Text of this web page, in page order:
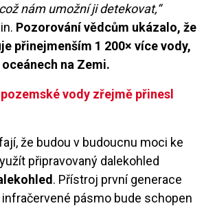
nám umožní ji detekovat,“
Pozorování vědcům ukázalo, že
přinejmenším 1 200× více vody,
na Zemi.
vody zřejmě přinesl
že budou v budoucnu moci ke
připravovaný dalekohled
. Přístroj první generace
pásmo bude schopen